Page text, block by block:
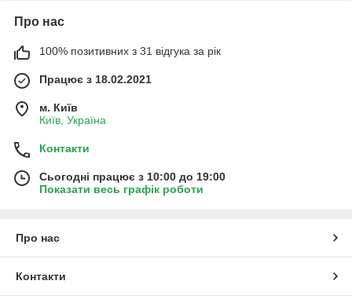
Про нас
100% позитивних з 31 відгука за рік
Працює з 18.02.2021
м. Київ
Київ, Україна
Контакти
Сьогодні працює з 10:00 до 19:00
Показати весь графік роботи
Про нас
Контакти